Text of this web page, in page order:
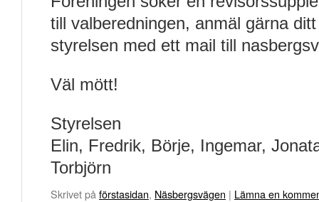
till valberedningen, anmäl gärna
styrelsen med ett mail till
Väl mött!
Styrelsen
Elin, Fredrik, Börje, Ingemar,
Torbjörn
Skrivet på förstasidan, Näsbergsvägen | Lämna en